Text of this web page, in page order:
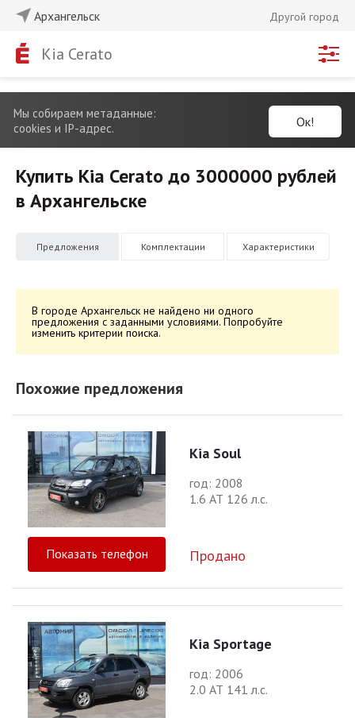
Архангельск Другой город
Kia Cerato
Мы собираем метаданные:
cookies и IP-адрес.
Ок!
Купить Kia Cerato до 3000000 рублей
в Архангельске
Предложения Комплектации Характеристики
В городе Архангельск не найдено ни одного
предложения с заданными условиями. Попробуйте
изменить критерии поиска.
Похожие предложения
Kia Soul
год: 2008
1.6 АТ 126 л.с.
Показать телефон Продано
Kia Sportage
год: 2006
2.0 АТ 141 л.с.